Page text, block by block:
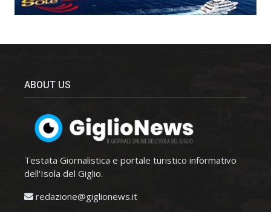
ABOUT US
Testata Giornalistica e portale turistico informativo
dell'Isola del Giglio.
redazione@giglionews.it